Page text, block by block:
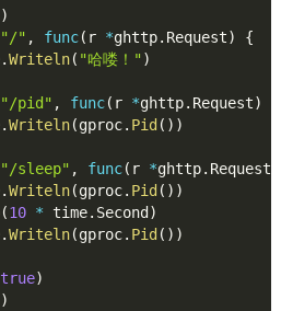
)
"/" , func( r *ghttp. Request)
{
.Writeln( "哈喽！")
"/pid" , func( r *ghttp. Request)
.Writeln(gproc. Pid ( ) )
"/sleep" , func( r *ghttp. Request
.Writeln(gproc. Pid ( ) )
(10 * time. Second )
.Writeln(gproc. Pid ( ) )
true)
)